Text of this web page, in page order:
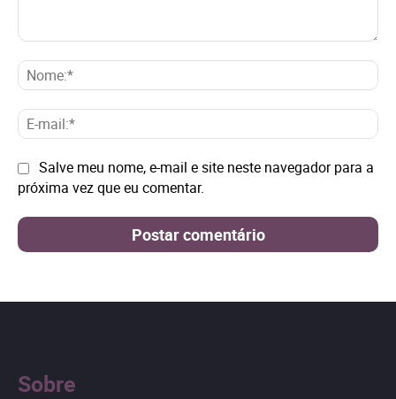
E-
Site:Salve meu nome, e-mail e site neste navegador para a
próxima vez que eu comentar.
Sobre